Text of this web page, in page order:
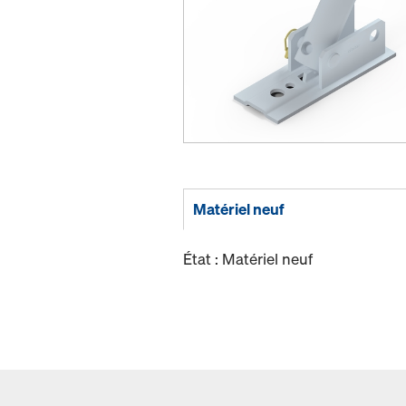
Matériel neuf
État : Matériel neuf